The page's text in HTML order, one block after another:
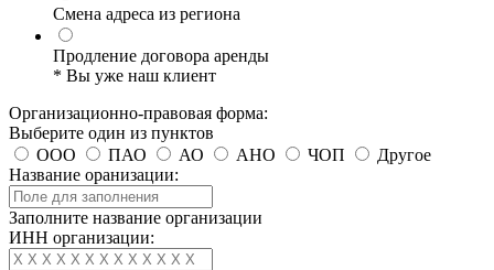
Смена адреса из региона
Продление договора аренды
* Вы уже наш клиент
Организационно-правовая форма:
Выберите один из пунктов
ООО
ПАО АО АНО ЧОП
Другое
Название оранизации:
Заполните название организации
ИНН организации: